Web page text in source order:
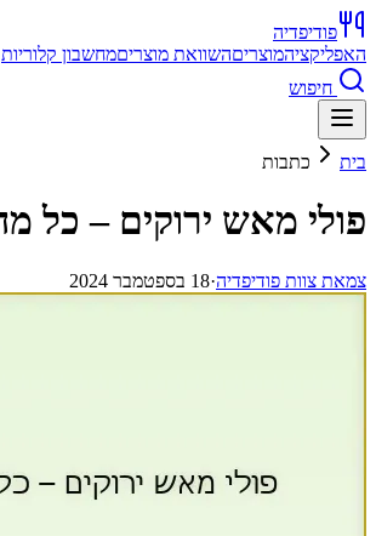
פודיפדיה
האפליקציהמוצריםהשוואת מוצריםמחשבון קלוריות
חיפוש
בית כתבות
פולי מאש ירוקים – כל
צמאת צוות פודיפדיה·18 בספטמבר 2024